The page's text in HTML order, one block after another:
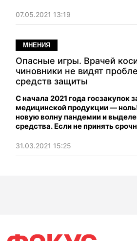
международных рейтингах.
07.05.2021 13:19
МНЕНИЯ
Опасные игры. Врачей
чиновники не видят
средств защиты
С начала 2021 года госзакупок
медицинской продукции —
новую волну пандемии и
средства. Если не принять
те, кто занят производством
31.03.2021 15:25